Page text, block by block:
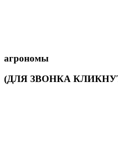
агрономы
(ДЛЯ ЗВОНКА